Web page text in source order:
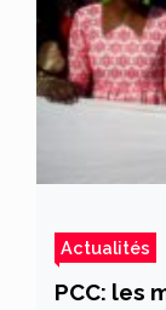
Actualités
PCC: les